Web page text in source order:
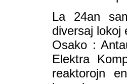
La 24an
diversaj lokoj
Osako :
Elektra
reaktorojn